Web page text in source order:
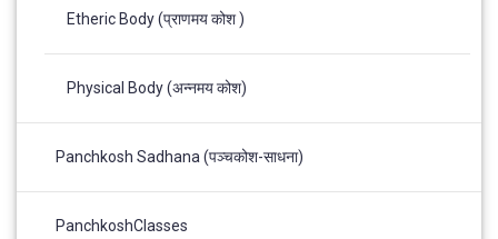
Etheric Body (प्राणमय कोश )
Physical Body (अन्नमय कोश)
Panchkosh Sadhana (पञ्चकोश-साधना)
PanchkoshClasses